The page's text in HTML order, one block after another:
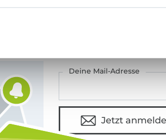
MÖCHTEST DU
Deine Mail-Adresse
Jetzt